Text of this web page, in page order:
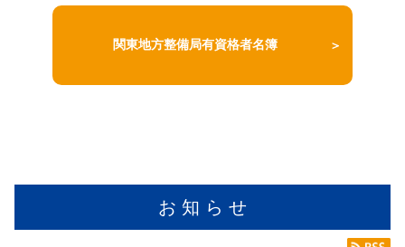
お 知 ら せ
関東地方整備局有資格者名簿